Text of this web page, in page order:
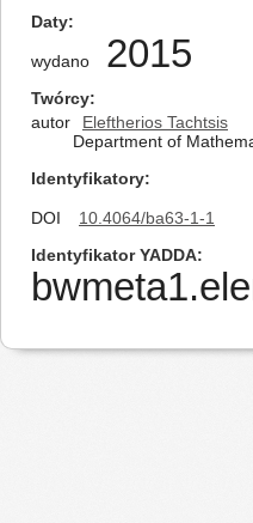
Daty
wydano 2015
Twórcy
autor
Eleftherios Tachtsis
Department of
Identyfikatory
DOI
10.4064/ba63-1-1
Identyfikator YADDA